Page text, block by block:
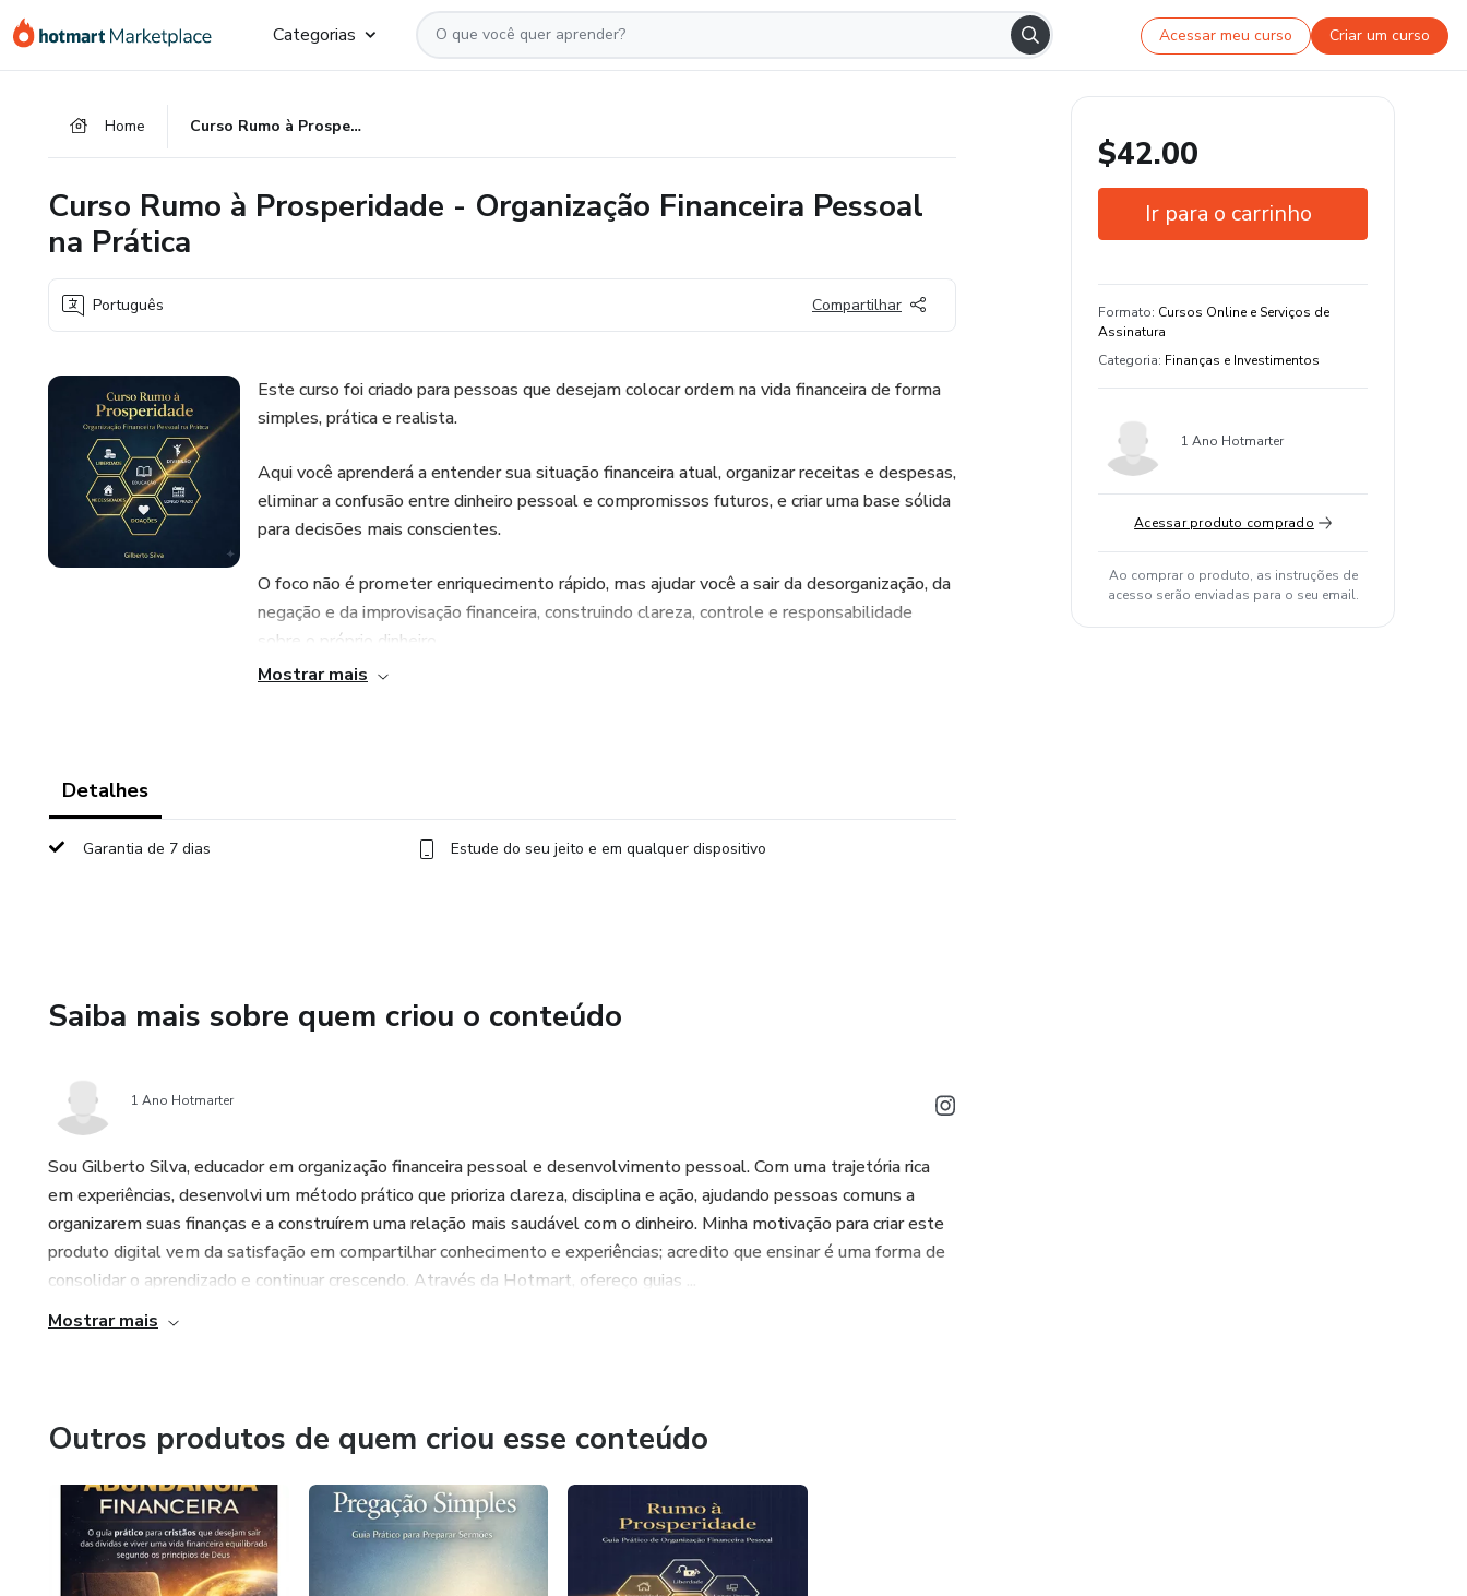
para
para
para
Categorias Acessar meu curso Criar um curso
Home Curso Rumo à Prosperidade - Organização Financeira Pessoal na Prática
Curso Rumo à Prosperidade - Organização Financeira Pessoal
na Prática
Português Compartilhar
Este curso foi criado para pessoas que desejam colocar ordem na vida financeira de forma
simples, prática e realista.
Aqui você aprenderá a entender sua situação financeira atual, organizar receitas e despesas,
eliminar a confusão entre dinheiro pessoal e compromissos futuros, e criar uma base sólida
para decisões mais conscientes.
O foco não é prometer enriquecimento rápido, mas ajudar você a sair da desorganização, da
negação e da improvisação financeira, construindo clareza, controle e responsabilidade
sobre o próprio dinheiro.
• Quer se organizar antes de empreender ou melhorar a gestão do negócio
Mostrar mais
Detalhes
Garantia de 7 dias Estude do seu jeito e em qualquer dispositivo
Saiba mais sobre quem criou o conteúdo
1 Ano Hotmarter
Sou Gilberto Silva, educador em organização financeira pessoal e desenvolvimento pessoal. Com uma trajetória rica
em experiências, desenvolvi um método prático que prioriza clareza, disciplina e ação, ajudando pessoas comuns a
organizarem suas finanças e a construírem uma relação mais saudável com o dinheiro. Minha motivação para criar este
produto digital vem da satisfação em compartilhar conhecimento e experiências; acredito que ensinar é uma forma de
consolidar o aprendizado e continuar crescendo. Através da Hotmart, ofereço guias ...
Mostrar mais
Outros produtos de quem criou esse conteúdo
$42.00
Ir para o carrinho
Estude do seu jeito e em qualquer
dispositivo
Formato: Cursos Online e Serviços de
Assinatura
Categoria: Finanças e Investimentos
1 Ano Hotmarter
Acessar produto comprado
Ao comprar o produto, as instruções de
acesso serão enviadas para o seu email.